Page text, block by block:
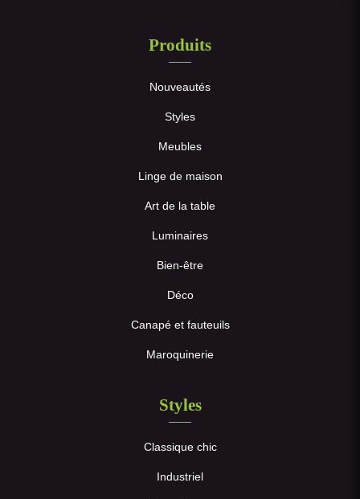
Produits
Nouveautés
Styles
Meubles
Linge de maison
Art de la table
Luminaires
Bien-être
Déco
Canapé et fauteuils
Maroquinerie
Styles
Classique chic
Industriel